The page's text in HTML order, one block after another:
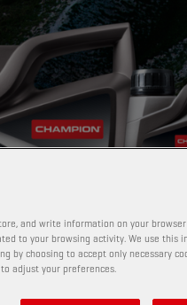
and write information on your
to your browsing activity. We use this
by choosing to accept only necessary
adjust your preferences.